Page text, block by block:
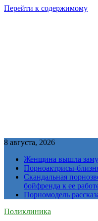
Перейти к содержимому
8 августа, 2026
Женщина вышла
Порноактрисы-
Скандальная
бойфренда к ее
Порномодель
Поликлиника